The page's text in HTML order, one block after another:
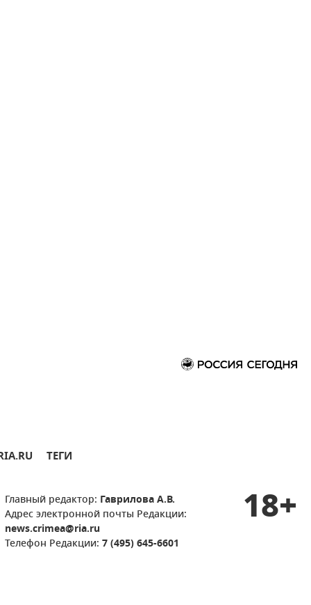
ТЕГИ
Главный редактор: Гаврилова А.В.
Адрес электронной почты Редакции:
news.crimea@ria.ru
Телефон Редакции: 7 (495) 645-6601
18+